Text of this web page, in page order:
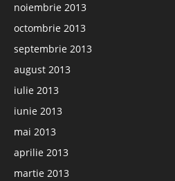
noiembrie 2013
octombrie 2013
septembrie 2013
august 2013
iulie 2013
iunie 2013
mai 2013
aprilie 2013
martie 2013